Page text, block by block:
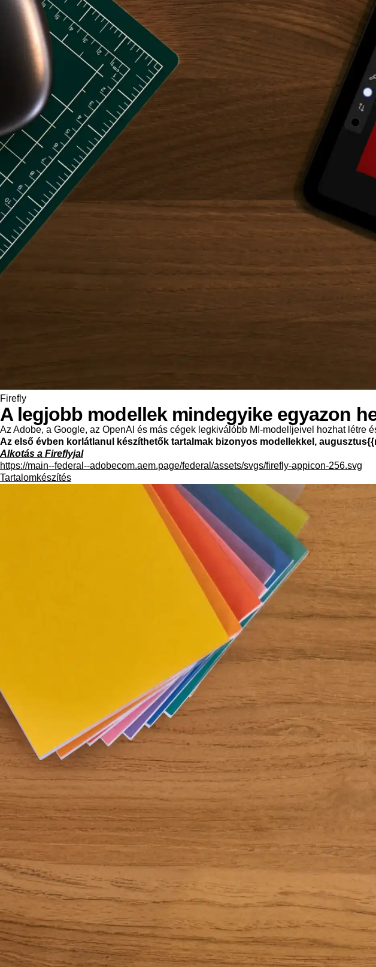
Firefly
A legjobb modellek mindegyike egyazon
Az Adobe, a Google, az OpenAI és más cégek legkiválóbb MI-modelljeivel hozhat létre
Az első évben korlátlanul készíthetők tartalmak bizonyos modellekkel,
Alkotás a Fireflyjal
https://main--federal--adobecom.aem.page/federal/assets/svgs/firefly-appicon-256.svg
Tartalomkészítés